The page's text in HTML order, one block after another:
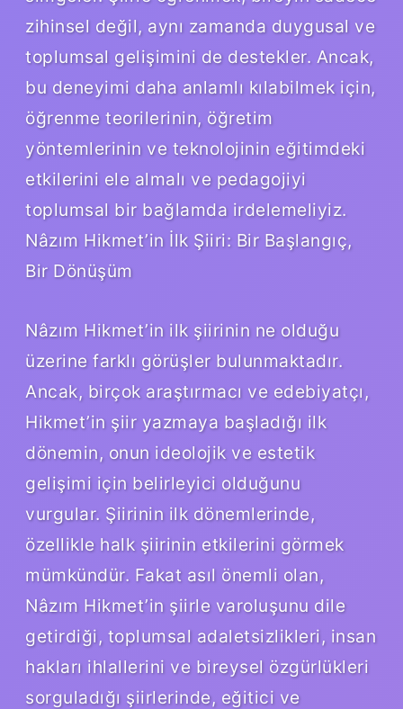
zihinsel değil, aynı zamanda duygusal ve
toplumsal gelişimini de destekler. Ancak,
bu deneyimi daha anlamlı kılabilmek için,
öğrenme teorilerinin, öğretim
yöntemlerinin ve teknolojinin eğitimdeki
etkilerini ele almalı ve pedagojiyi
toplumsal bir bağlamda irdelemeliyiz.
Nâzım Hikmet’in İlk Şiiri: Bir Başlangıç,
Bir Dönüşüm
Nâzım Hikmet’in ilk şiirinin ne olduğu
üzerine farklı görüşler bulunmaktadır.
Ancak, birçok araştırmacı ve edebiyatçı,
Hikmet’in şiir yazmaya başladığı ilk
dönemin, onun ideolojik ve estetik
gelişimi için belirleyici olduğunu
vurgular. Şiirinin ilk dönemlerinde,
özellikle halk şiirinin etkilerini görmek
mümkündür. Fakat asıl önemli olan,
Nâzım Hikmet’in şiirle varoluşunu dile
getirdiği, toplumsal adaletsizlikleri, insan
hakları ihlallerini ve bireysel özgürlükleri
sorguladığı şiirlerinde, eğitici ve